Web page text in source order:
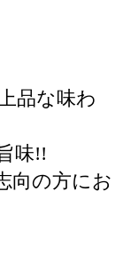
品な味わ
味!!
向の方にお